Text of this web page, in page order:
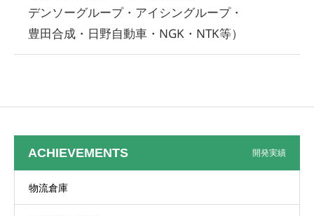
デンソーグループ・アイシングループ・
豊田合成・日野自動車・NGK・NTK等）
ACHIEVEMENTS 開発実績
物流倉庫